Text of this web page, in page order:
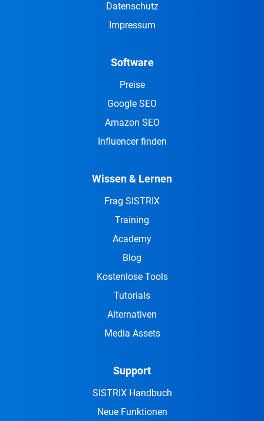
Datenschutz
Impressum
Software
Preise
Google SEO
Amazon SEO
Influencer finden
Wissen & Lernen
Frag SISTRIX
Training
Academy
Blog
Kostenlose Tools
Tutorials
Alternativen
Media Assets
Support
SISTRIX Handbuch
Neue Funktionen